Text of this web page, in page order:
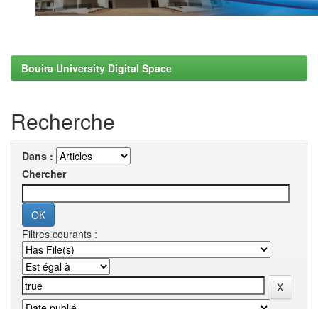
Bouira University Digital Space
Recherche
Dans :
Chercher
Filtres courants :